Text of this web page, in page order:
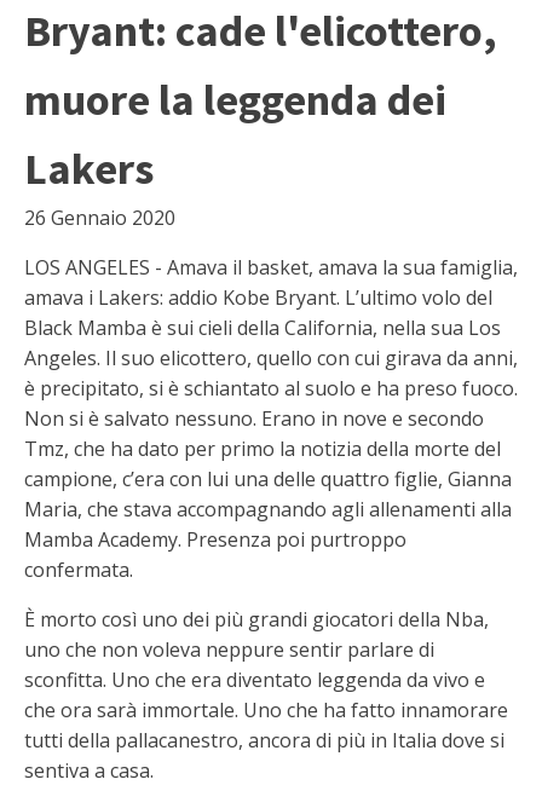
Bryant: cade l'elicottero,
muore la leggenda dei
Lakers
26 Gennaio 2020
LOS ANGELES - Amava il basket, amava la sua famiglia,
amava i Lakers: addio Kobe Bryant. L’ultimo volo del
Black Mamba è sui cieli della California, nella sua Los
Angeles. Il suo elicottero, quello con cui girava da anni,
è precipitato, si è schiantato al suolo e ha preso fuoco.
Non si è salvato nessuno. Erano in nove e secondo
Tmz, che ha dato per primo la notizia della morte del
campione, c’era con lui una delle quattro figlie, Gianna
Maria, che stava accompagnando agli allenamenti alla
Mamba Academy. Presenza poi purtroppo
confermata.
È morto così uno dei più grandi giocatori della Nba,
uno che non voleva neppure sentir parlare di
sconfitta. Uno che era diventato leggenda da vivo e
che ora sarà immortale. Uno che ha fatto innamorare
tutti della pallacanestro, ancora di più in Italia dove si
sentiva a casa.